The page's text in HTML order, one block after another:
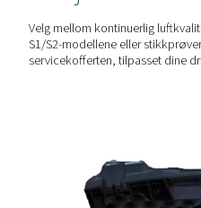
RASK OG NØYAKTIG
Høyere
Med en
standard
partikler på kortere tid,